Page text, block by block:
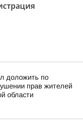
доложить по
прав жителей
области